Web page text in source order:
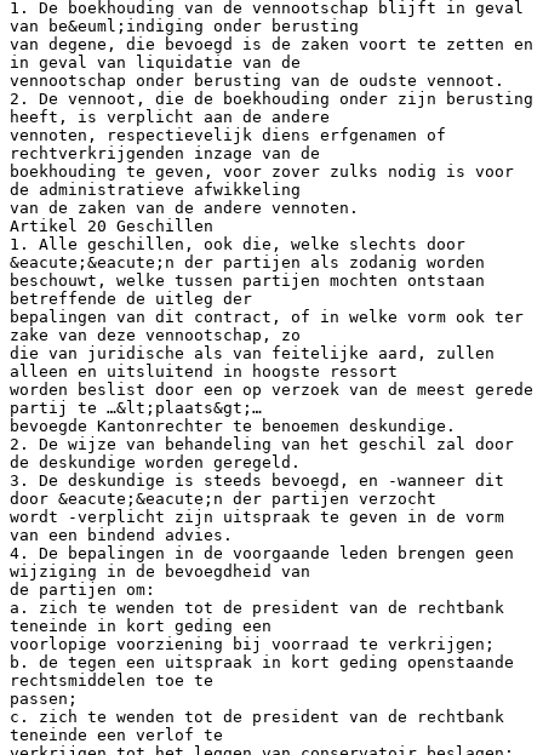
1. De boekhouding van de vennootschap blijft in geval
van be&euml;indiging onder berusting
van degene, die bevoegd is de zaken voort te zetten en
in geval van liquidatie van de
vennootschap onder berusting van de oudste vennoot.
2. De vennoot, die de boekhouding onder zijn berusting
heeft, is verplicht aan de andere
vennoten, respectievelijk diens erfgenamen of
rechtverkrijgenden inzage van de
boekhouding te geven, voor zover zulks nodig is voor
de administratieve afwikkeling
van de zaken van de andere vennoten.
Artikel 20 Geschillen
1. Alle geschillen, ook die, welke slechts door
&eacute;&eacute;n der partijen als zodanig worden
beschouwt, welke tussen partijen mochten ontstaan
betreffende de uitleg der
bepalingen van dit contract, of in welke vorm ook ter
zake van deze vennootschap, zo
die van juridische als van feitelijke aard, zullen
alleen en uitsluitend in hoogste ressort
worden beslist door een op verzoek van de meest gerede
partij te …&lt;plaats&gt;…
bevoegde Kantonrechter te benoemen deskundige.
2. De wijze van behandeling van het geschil zal door
de deskundige worden geregeld.
3. De deskundige is steeds bevoegd, en -wanneer dit
door &eacute;&eacute;n der partijen verzocht
wordt -verplicht zijn uitspraak te geven in de vorm
van een bindend advies.
4. De bepalingen in de voorgaande leden brengen geen
wijziging in de bevoegdheid van
de partijen om:
a. zich te wenden tot de president van de rechtbank
teneinde in kort geding een
voorlopige voorziening bij voorraad te verkrijgen;
b. de tegen een uitspraak in kort geding openstaande
rechtsmiddelen toe te
passen;
c. zich te wenden tot de president van de rechtbank
teneinde een verlof te